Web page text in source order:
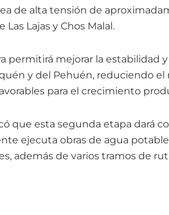
de alta tensión de
Lajas y Chos Malal.
permitirá mejorar la estabilidad
y del Pehuén, reduciendo
para el crecimiento
que esta segunda etapa dará
ejecuta obras de agua
además de varios tramos de